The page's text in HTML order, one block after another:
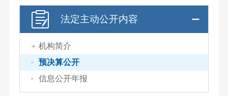
法定主动公开内容
机构简介
预决算公开
信息公开年报